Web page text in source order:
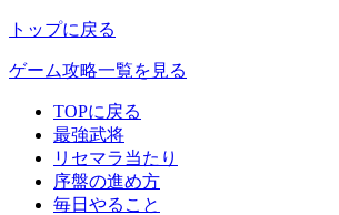
トップに戻る
ゲーム攻略一覧を見る
TOPに戻る
最強武将
リセマラ当たり
序盤の進め方
毎日やること